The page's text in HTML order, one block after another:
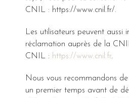
CNIL : https://www.cnil.fr/.
Les utilisateurs peuvent aussi
réclamation auprès de la
CNIL : https://www.cnil.fr.
Nous vous recommandons
un premier temps avant de